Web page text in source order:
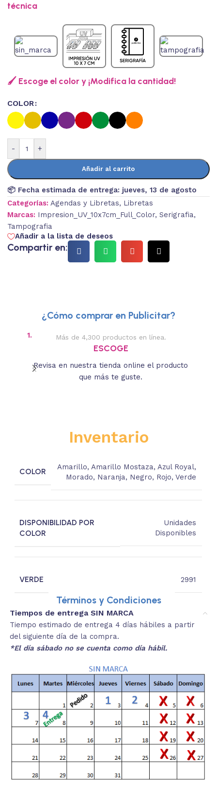
técnica
🖌️ Escoge el color y ¡Modifica la cantidad!
COLOR
- +
Añadir al carrito
📦 Fecha estimada de entrega: jueves, 13 de agosto
Categorías: Agendas y Libretas, Libretas
Marcas: Impresion_UV_10x7cm_Full_Color, Serigrafia,
Tampografia
Añadir a la lista de deseos
Compartir en:
¿Cómo comprar en Publicitar?
1. Más de 4,300 productos en línea.
ESCOGE
Revisa en nuestra tienda online el producto
que más te guste.
Inventario
COLOR
Amarillo, Amarillo Mostaza, Azul Royal,
Morado, Naranja, Negro, Rojo,Verde
DISPONIBILIDAD POR
COLOR
Unidades
Disponibles
VERDE 2991
Términos y Condiciones
Tiempos de entrega SIN MARCA
Tiempo estimado de entrega 4 días hábiles a partir
del siguiente día de la compra.
*El día sábado no se cuenta como día hábil.